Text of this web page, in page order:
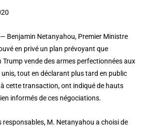
Benjamin Netanyahou, Premier Ministre
en privé un plan prévoyant que
Trump vende des armes perfectionnées aux
tout en déclarant plus tard en public
à cette transaction, ont indiqué de hauts
informés de ces négociations.
responsables, M. Netanyahou a choisi de